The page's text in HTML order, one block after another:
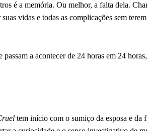
é a memória. Ou melhor, a falta dela.
vidas e todas as complicações sem
a acontecer de 24 horas em 24
tem início com o sumiço da esposa e da